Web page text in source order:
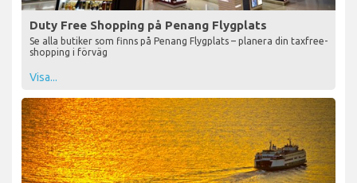
Duty Free Shopping på Penang Flygplats
Se alla butiker som finns på Penang Flygplats – planera din taxfree-
shopping i förväg
Visa...